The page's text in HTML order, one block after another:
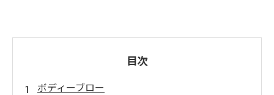
目次
ボディーブロー